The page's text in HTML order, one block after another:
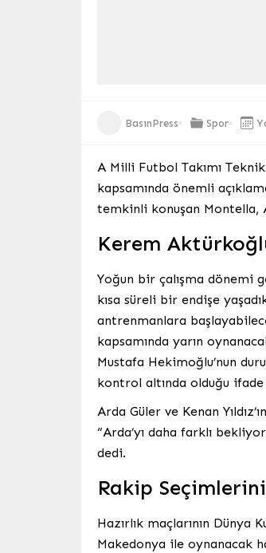
BasınPress Spor
A Milli Futbol Takımı
kapsamında önemli
temkinli konuşan Montella,
Kerem
Yoğun bir çalışma dönemi
kısa süreli bir endişe
antrenmanlara
kapsamında yarın
Mustafa Hekimoğlu’nun
kontrol altında olduğu
Arda Güler ve Kenan
“Arda’yı daha farklı
dedi.
Rakip
Hazırlık maçlarının Dünya
Makedonya ile oynanacak